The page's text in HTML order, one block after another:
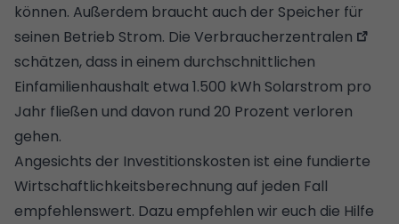
können. Außerdem braucht auch der Speicher für
seinen Betrieb Strom. Die Verbraucherzentralen
schätzen, dass in einem durchschnittlichen
Einfamilienhaushalt etwa 1.500 kWh Solarstrom pro
Jahr fließen und davon rund 20 Prozent verloren
gehen.
Angesichts der Investitionskosten ist eine fundierte
Wirtschaftlichkeitsberechnung auf jeden Fall
empfehlenswert. Dazu empfehlen wir euch die Hilfe